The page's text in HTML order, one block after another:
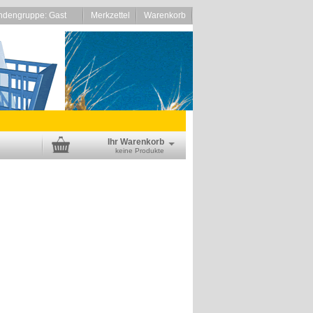
Gast Merkzettel Warenkorb
Ihr Warenkorb
keine Produkte